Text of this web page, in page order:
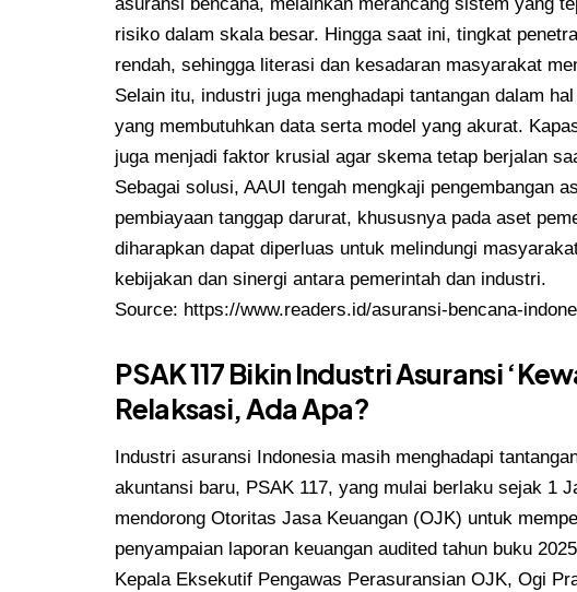
risiko dalam skala besar. Hingga saat ini, tingkat
rendah, sehingga literasi dan kesadaran masyarakat
Selain itu, industri juga menghadapi tantangan dalam
yang membutuhkan data serta model yang akurat.
juga menjadi faktor krusial agar skema tetap berjalan
Sebagai solusi, AAUI tengah mengkaji pengembangan
pembiayaan tanggap darurat, khususnya pada aset
diharapkan dapat diperluas untuk melindungi
kebijakan dan sinergi antara pemerintah dan industri.
Source: https://www.readers.id/asuransi-bencana-
PSAK 117 Bikin Industri Asuransi
Relaksasi, Ada Apa?
Industri asuransi Indonesia masih menghadapi
akuntansi baru, PSAK 117, yang mulai berlaku sejak 1
mendorong Otoritas Jasa Keuangan (OJK) untuk
penyampaian laporan keuangan audited tahun buku
Kepala Eksekutif Pengawas Perasuransian OJK, Ogi